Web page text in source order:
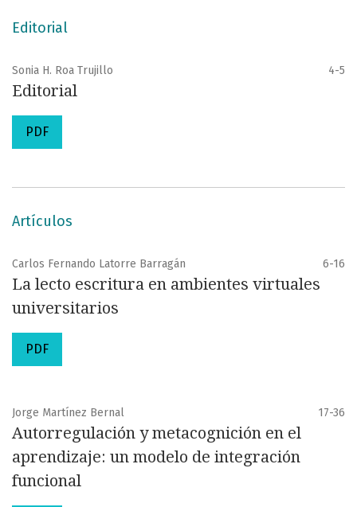
Editorial
Sonia H. Roa Trujillo 4-5
Editorial
PDF
Artículos
Carlos Fernando Latorre Barragán 6-16
La lecto escritura en ambientes virtuales
universitarios
PDF
Jorge Martínez Bernal 17-36
Autorregulación y metacognición en el
aprendizaje: un modelo de integración
funcional